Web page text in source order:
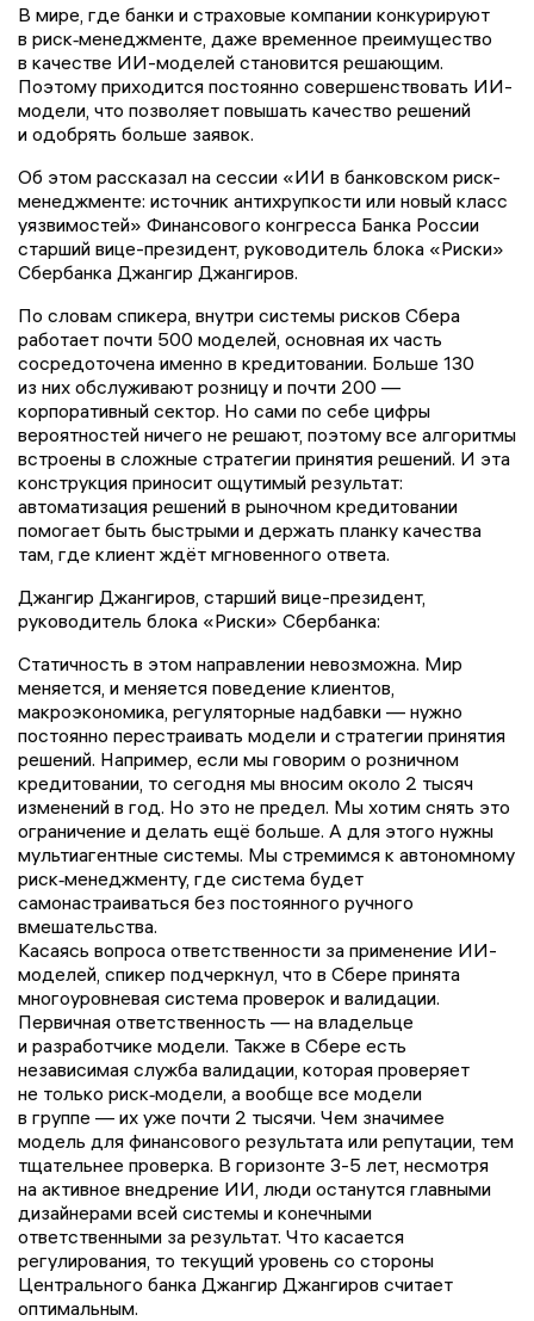
В мире, где банки и страховые компании конкурируют
в риск‑менеджменте, даже временное преимущество
в качестве ИИ-моделей становится решающим.
Поэтому приходится постоянно совершенствовать ИИ-
модели, что позволяет повышать качество решений
и одобрять больше заявок.
Об этом рассказал на сессии «ИИ в банковском риск-
менеджменте: источник антихрупкости или новый класс
уязвимостей» Финансового конгресса Банка России
старший вице-президент, руководитель блока «Риски»
Сбербанка Джангир Джангиров.
По словам спикера, внутри системы рисков Сбера
работает почти 500 моделей, основная их часть
сосредоточена именно в кредитовании. Больше 130
из них обслуживают розницу и почти 200 —
корпоративный сектор. Но сами по себе цифры
вероятностей ничего не решают, поэтому все алгоритмы
встроены в сложные стратегии принятия решений. И эта
конструкция приносит ощутимый результат:
автоматизация решений в рыночном кредитовании
помогает быть быстрыми и держать планку качества
там, где клиент ждёт мгновенного ответа.
Джангир Джангиров, старший вице-президент,
руководитель блока «Риски» Сбербанка:
Статичность в этом направлении невозможна. Мир
меняется, и меняется поведение клиентов,
макроэкономика, регуляторные надбавки — нужно
постоянно перестраивать модели и стратегии принятия
решений. Например, если мы говорим о розничном
кредитовании, то сегодня мы вносим около 2 тысяч
изменений в год. Но это не предел. Мы хотим снять это
ограничение и делать ещё больше. А для этого нужны
мультиагентные системы. Мы стремимся к автономному
риск‑менеджменту, где система будет
самонастраиваться без постоянного ручного
вмешательства.
Касаясь вопроса ответственности за применение ИИ-
моделей, спикер подчеркнул, что в Сбере принята
многоуровневая система проверок и валидации.
Первичная ответственность — на владельце
и разработчике модели. Также в Сбере есть
независимая служба валидации, которая проверяет
не только риск‑модели, а вообще все модели
в группе — их уже почти 2 тысячи. Чем значимее
модель для финансового результата или репутации, тем
тщательнее проверка. В горизонте 3-5 лет, несмотря
на активное внедрение ИИ, люди останутся главными
дизайнерами всей системы и конечными
ответственными за результат. Что касается
регулирования, то текущий уровень со стороны
Центрального банка Джангир Джангиров считает
оптимальным.